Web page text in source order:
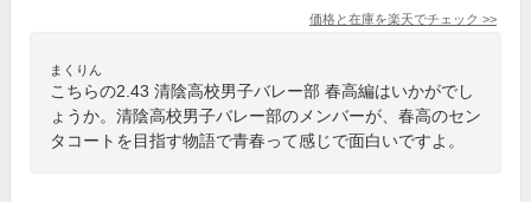
価格と在庫を楽天でチェック >>
まくりん
こちらの2.43 清陰高校男子バレー部 春高編はいかがでし
ょうか。清陰高校男子バレー部のメンバーが、春高のセン
タコートを目指す物語で青春って感じで面白いですよ。